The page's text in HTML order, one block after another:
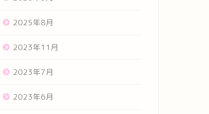
2025年8月
2023年11月
2023年7月
2023年6月